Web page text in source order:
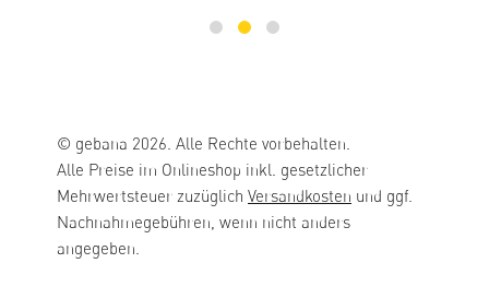
© gebana 2026. Alle Rechte vorbehalten.
Alle Preise im Onlineshop inkl. gesetzlicher
Mehrwertsteuer zuzüglich Versandkosten und ggf.
Nachnahmegebühren, wenn nicht anders
angegeben.